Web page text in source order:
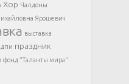
Хор Чалдоны
Ярошевич
выставка
дпи праздник
фонд "Таланты мира"